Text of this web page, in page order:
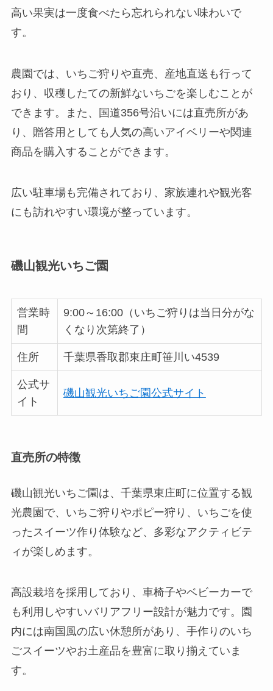
高い果実は一度食べたら忘れられない味わいで
す。
農園では、いちご狩りや直売、産地直送も行って
おり、収穫したての新鮮ないちごを楽しむことが
できます。また、国道356号沿いには直売所があ
り、贈答用としても人気の高いアイベリーや関連
商品を購入することができます。
広い駐車場も完備されており、家族連れや観光客
にも訪れやすい環境が整っています。
磯山観光いちご園
営業時
間
9:00～16:00（いちご狩りは当日分がな
くなり次第終了）
住所 千葉県香取郡東庄町笹川い4539
公式サ
イト
磯山観光いちご園公式サイト
直売所の特徴
磯山観光いちご園は、千葉県東庄町に位置する観
光農園で、いちご狩りやポピー狩り、いちごを使
ったスイーツ作り体験など、多彩なアクティビテ
ィが楽しめます。
高設栽培を採用しており、車椅子やベビーカーで
も利用しやすいバリアフリー設計が魅力です。園
内には南国風の広い休憩所があり、手作りのいち
ごスイーツやお土産品を豊富に取り揃えていま
す。